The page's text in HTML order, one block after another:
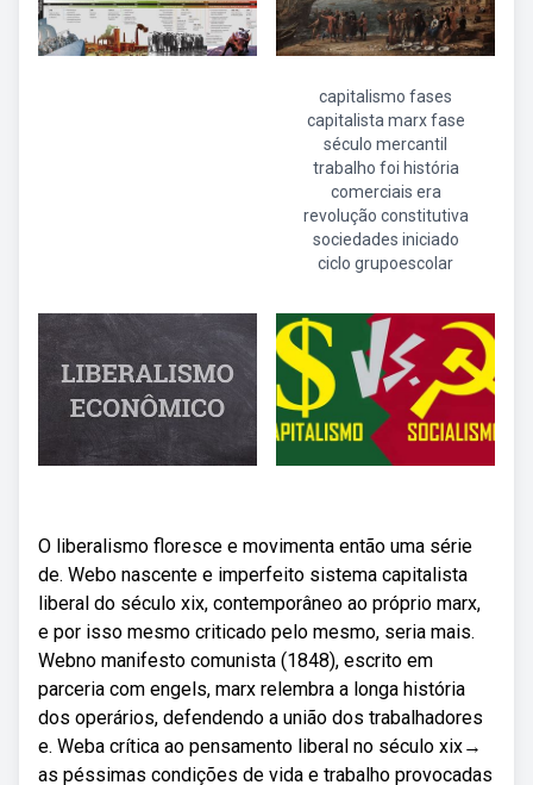
capitalismo fases
capitalista marx fase
século mercantil
trabalho foi história
comerciais era
revolução constitutiva
sociedades iniciado
ciclo grupoescolar
O liberalismo floresce e movimenta então uma série
de. Webo nascente e imperfeito sistema capitalista
liberal do século xix, contemporâneo ao próprio marx,
e por isso mesmo criticado pelo mesmo, seria mais.
Webno manifesto comunista (1848), escrito em
parceria com engels, marx relembra a longa história
dos operários, defendendo a união dos trabalhadores
e. Weba crítica ao pensamento liberal no século xix→
as péssimas condições de vida e trabalho provocadas